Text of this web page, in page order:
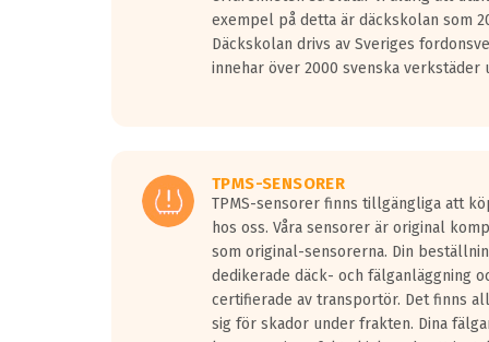
Vid körning i över 50km/h brukar
På däckmärkningen kommer det finnas en
medans de vita vågorna påvisar om det är ett tyst
Ett däck med tre svarta vågor uppnår de
exempel på detta är däckskolan som
Däckskolan drivs av Sveriges
innehar över 2000 svenska verkstäder
TPMS-SENSORER
TPMS-sensorer finns tillgängliga att
hos oss. Våra sensorer är original
som original-sensorerna. Din
dedikerade däck- och fälganläggning
certifierade av transportör. Det finns
sig för skador under frakten. Dina